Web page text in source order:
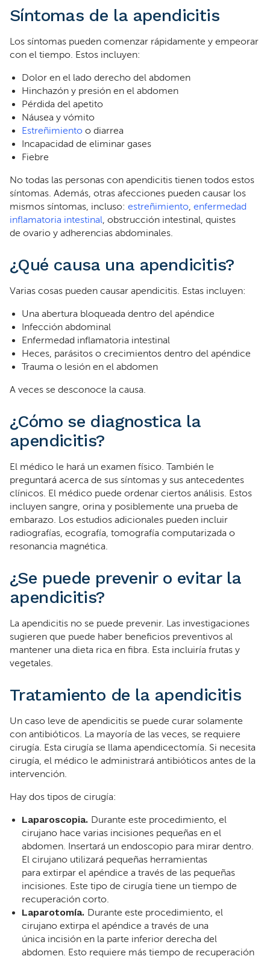
Síntomas de la apendicitis
Los síntomas pueden comenzar rápidamente y empeorar
con el tiempo. Estos incluyen:
Dolor en el lado derecho del abdomen
Hinchazón y presión en el abdomen
Pérdida del apetito
Náusea y vómito
Estreñimiento o diarrea
Incapacidad de eliminar gases
Fiebre
No todas las personas con apendicitis tienen todos estos
síntomas. Además, otras afecciones pueden causar los
mismos síntomas, incluso: estreñimiento, enfermedad
inflamatoria intestinal, obstrucción intestinal, quistes
de ovario y adherencias abdominales.
¿Qué causa una apendicitis?
Varias cosas pueden causar apendicitis. Estas incluyen:
Una abertura bloqueada dentro del apéndice
Infección abdominal
Enfermedad inflamatoria intestinal
Heces, parásitos o crecimientos dentro del apéndice
Trauma o lesión en el abdomen
A veces se desconoce la causa.
¿Cómo se diagnostica la
apendicitis?
El médico le hará un examen físico. También le
preguntará acerca de sus síntomas y sus antecedentes
clínicos. El médico puede ordenar ciertos análisis. Estos
incluyen sangre, orina y posiblemente una prueba de
embarazo. Los estudios adicionales pueden incluir
radiografías, ecografía, tomografía computarizada o
resonancia magnética.
¿Se puede prevenir o evitar la
apendicitis?
La apendicitis no se puede prevenir. Las investigaciones
sugieren que puede haber beneficios preventivos al
mantener una dieta rica en fibra. Esta incluiría frutas y
vegetales.
Tratamiento de la apendicitis
Un caso leve de apendicitis se puede curar solamente
con antibióticos. La mayoría de las veces, se requiere
cirugía. Esta cirugía se llama apendicectomía. Si necesita
cirugía, el médico le administrará antibióticos antes de la
intervención.
Hay dos tipos de cirugía:
Laparoscopia. Durante este procedimiento, el
cirujano hace varias incisiones pequeñas en el
abdomen. Insertará un endoscopio para mirar dentro.
El cirujano utilizará pequeñas herramientas
para extirpar el apéndice a través de las pequeñas
incisiones. Este tipo de cirugía tiene un tiempo de
recuperación corto.
Laparotomía. Durante este procedimiento, el
cirujano extirpa el apéndice a través de una
única incisión en la parte inferior derecha del
abdomen. Esto requiere más tiempo de recuperación